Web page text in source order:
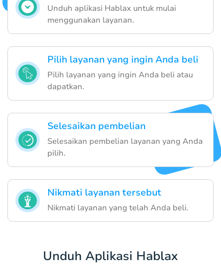
Unduh aplikasi Hablax untuk mulai
menggunakan layanan.
Pilih layanan yang ingin Anda beli
Pilih layanan yang ingin Anda beli atau
dapatkan.
Selesaikan pembelian
Selesaikan pembelian layanan yang Anda
pilih.
Nikmati layanan tersebut
Nikmati layanan yang telah Anda beli.
Unduh Aplikasi Hablax